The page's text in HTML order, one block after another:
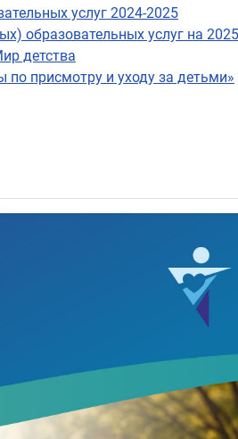
услуг 2024-2025
образовательных услуг на
детства
по присмотру и уходу за детьми»